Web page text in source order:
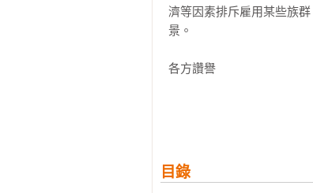
濟等因素排斥雇用某些族
景。
各方讚譽
「……揭開了我們以為『任
目錄